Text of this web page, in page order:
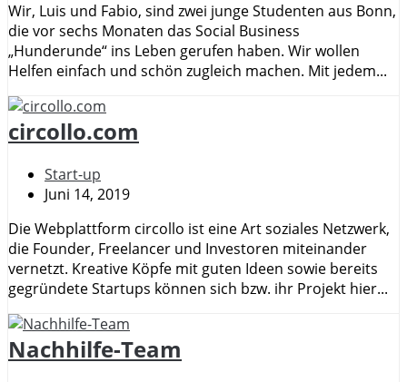
Wir, Luis und Fabio, sind zwei junge Studenten aus Bonn,
die vor sechs Monaten das Social Business
„Hunderunde“ ins Leben gerufen haben. Wir wollen
Helfen einfach und schön zugleich machen. Mit jedem...
circollo.com
Start-up
Juni 14, 2019
Die Webplattform circollo ist eine Art soziales Netzwerk,
die Founder, Freelancer und Investoren miteinander
vernetzt. Kreative Köpfe mit guten Ideen sowie bereits
gegründete Startups können sich bzw. ihr Projekt hier...
Nachhilfe-Team